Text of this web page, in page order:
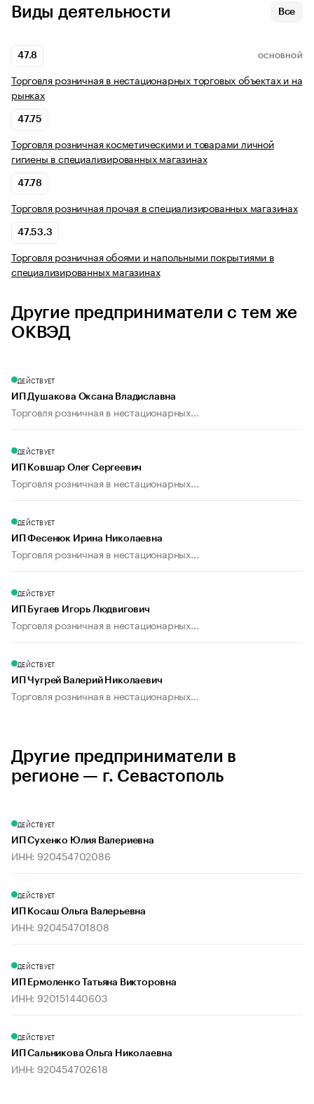
Виды деятельности Все
47.8 ОСНОВНОЙ
Торговля розничная в нестационарных торговых объектах и на
рынках
47.75
Торговля розничная косметическими и товарами личной
гигиены в специализированных магазинах
47.78
Торговля розничная прочая в специализированных магазинах
47.53.3
Торговля розничная обоями и напольными покрытиями в
специализированных магазинах
Другие предприниматели с тем же
ОКВЭД
ДЕЙСТВУЕТ
ИП Душакова Оксана Владиславна
Торговля розничная в нестационарных...
ДЕЙСТВУЕТ
ИП Ковшар Олег Сергеевич
Торговля розничная в нестационарных...
ДЕЙСТВУЕТ
ИП Фесенюк Ирина Николаевна
Торговля розничная в нестационарных...
ДЕЙСТВУЕТ
ИП Бугаев Игорь Людвигович
Торговля розничная в нестационарных...
ДЕЙСТВУЕТ
ИП Чугрей Валерий Николаевич
Торговля розничная в нестационарных...
Другие предприниматели в
регионе — г. Севастополь
ДЕЙСТВУЕТ
ИП Сухенко Юлия Валериевна
ИНН: 920454702086
ДЕЙСТВУЕТ
ИП Косаш Ольга Валерьевна
ИНН: 920454701808
ДЕЙСТВУЕТ
ИП Ермоленко Татьяна Викторовна
ИНН: 920151440603
ДЕЙСТВУЕТ
ИП Сальникова Ольга Николаевна
ИНН: 920454702618